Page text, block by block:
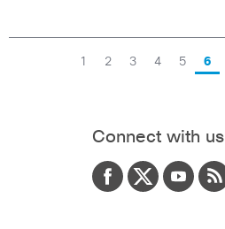
1 2 3 4 5 6
Connect with us